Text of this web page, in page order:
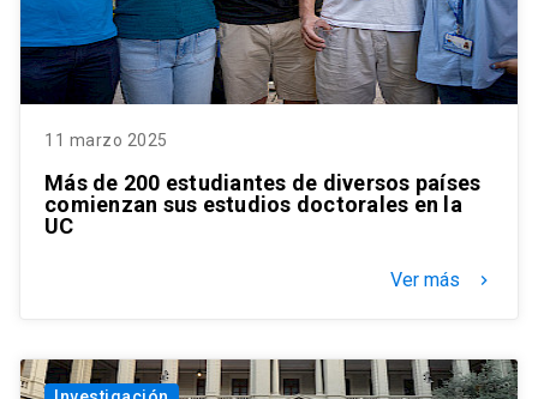
11 marzo 2025
Más de 200 estudiantes de diversos países
comienzan sus estudios doctorales en la
UC
Ver más keyboard_arrow_right